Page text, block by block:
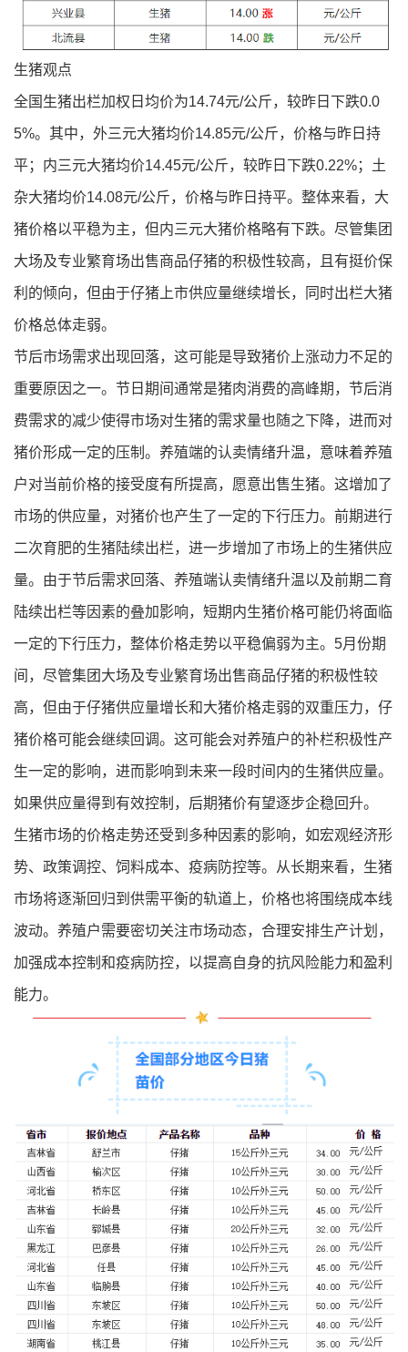
生猪观点
全国生猪出栏加权日均价为14.74元/公斤，较昨日下跌0.0
5%。其中，外三元大猪均价14.85元/公斤，价格与昨日持
平；内三元大猪均价14.45元/公斤，较昨日下跌0.22%；土
杂大猪均价14.08元/公斤，价格与昨日持平。整体来看，大
猪价格以平稳为主，但内三元大猪价格略有下跌。尽管集团
大场及专业繁育场出售商品仔猪的积极性较高，且有挺价保
利的倾向，但由于仔猪上市供应量继续增长，同时出栏大猪
价格总体走弱。
节后市场需求出现回落，这可能是导致猪价上涨动力不足的
重要原因之一。节日期间通常是猪肉消费的高峰期，节后消
费需求的减少使得市场对生猪的需求量也随之下降，进而对
猪价形成一定的压制。养殖端的认卖情绪升温，意味着养殖
户对当前价格的接受度有所提高，愿意出售生猪。这增加了
市场的供应量，对猪价也产生了一定的下行压力。前期进行
二次育肥的生猪陆续出栏，进一步增加了市场上的生猪供应
量。由于节后需求回落、养殖端认卖情绪升温以及前期二育
陆续出栏等因素的叠加影响，短期内生猪价格可能仍将面临
一定的下行压力，整体价格走势以平稳偏弱为主。5月份期
间，尽管集团大场及专业繁育场出售商品仔猪的积极性较
高，但由于仔猪供应量增长和大猪价格走弱的双重压力，仔
猪价格可能会继续回调。这可能会对养殖户的补栏积极性产
生一定的影响，进而影响到未来一段时间内的生猪供应量。
如果供应量得到有效控制，后期猪价有望逐步企稳回升。
生猪市场的价格走势还受到多种因素的影响，如宏观经济形
势、政策调控、饲料成本、疫病防控等。从长期来看，生猪
市场将逐渐回归到供需平衡的轨道上，价格也将围绕成本线
波动。养殖户需要密切关注市场动态，合理安排生产计划，
加强成本控制和疫病防控，以提高自身的抗风险能力和盈利
能力。